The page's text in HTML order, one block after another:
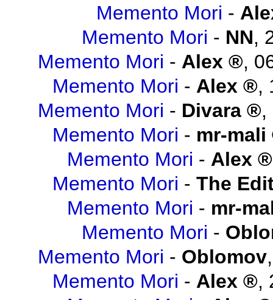
Memento Mori -
Memento Mori - NN,
Memento Mori - Alex ,
Memento Mori - Alex ,
Memento Mori - Divara ,
Memento Mori - mr-mali
Memento Mori - Alex
Memento Mori - The
Memento Mori - mr-
Memento Mori -
Memento Mori - Oblomov
Memento Mori - Alex ,